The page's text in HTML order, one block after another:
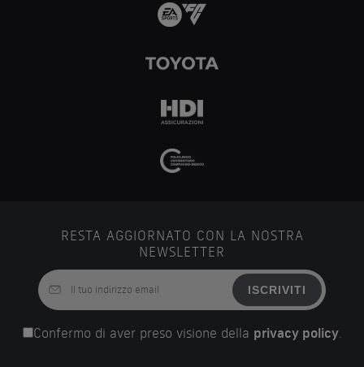
RESTA AGGIORNATO CON LA NOSTRA
NEWSLETTER
ISCRIVITI
Confermo di aver preso visione della privacy policy.